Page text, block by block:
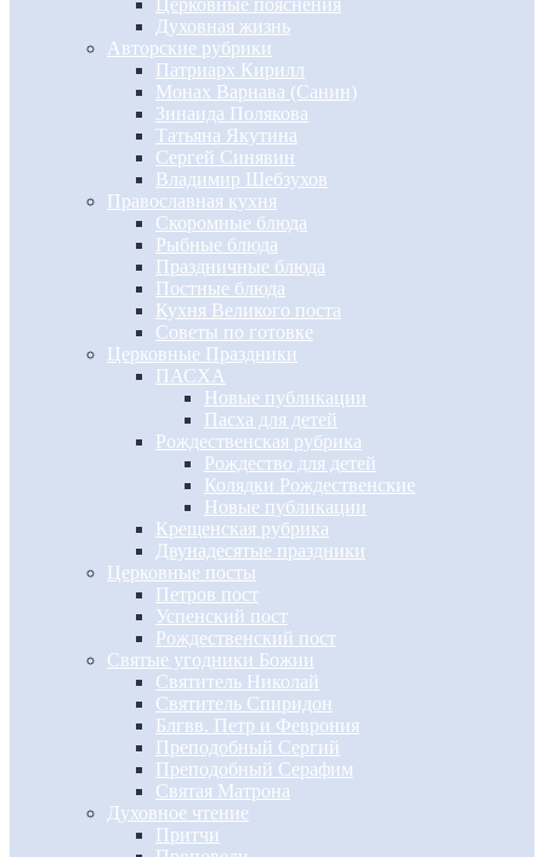
Церковные пояснения
Духовная жизнь
Авторские рубрики
Патриарх Кирилл
Монах Варнава (Санин)
Зинаида Полякова
Татьяна Якутина
Сергей Синявин
Владимир Шебзухов
Православная кухня
Скоромные блюда
Рыбные блюда
Праздничные блюда
Постные блюда
Кухня Великого поста
Советы по готовке
Церковные Праздники
ПАСХА
Новые публикации
Пасха для детей
Рождественская рубрика
Рождество для детей
Колядки Рождественские
Новые публикации
Крещенская рубрика
Двунадесятые праздники
Церковные посты
Петров пост
Успенский пост
Рождественский пост
Святые угодники Божии
Святитель Николай
Святитель Спиридон
Блгвв. Петр и Феврония
Преподобный Сергий
Преподобный Серафим
Святая Матрона
Духовное чтение
Притчи